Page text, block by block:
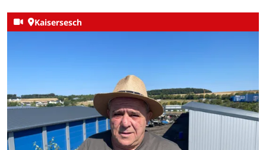
Kaisersesch